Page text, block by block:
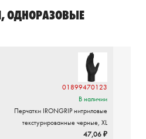
ОДНОРАЗОВЫЕ
01899470123
В наличии
Перчатки IRONGRIP нитриловые
текстурированные черные, XL
47,06 ₽